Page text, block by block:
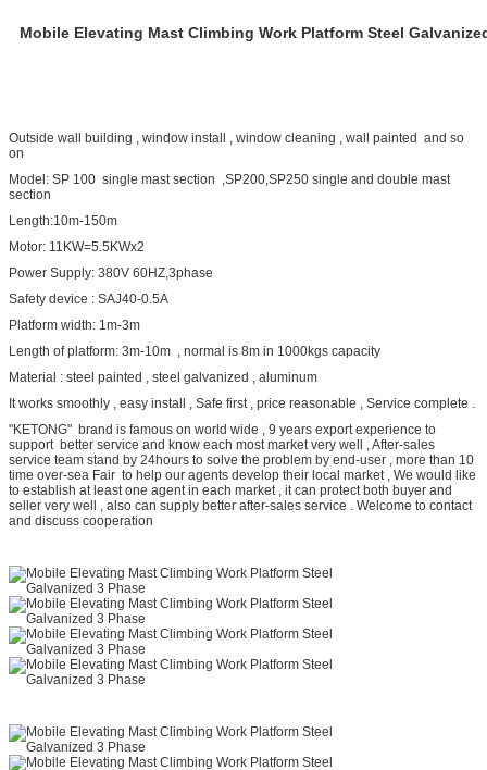
Mobile Elevating Mast Climbing Work Platform Steel
Outside wall building , window install , window cleaning , wall painted and so
on
Model: SP 100 single mast section ,SP200,SP250 single and double mast
section
Length:10m-150m
Motor: 11KW=5.5KWx2
Power Supply: 380V 60HZ,3phase
Safety device : SAJ40-0.5A
Platform width: 1m-3m
Length of platform: 3m-10m , normal is 8m in 1000kgs capacity
Material : steel painted , steel galvanized , aluminum
It works smoothly , easy install , Safe first , price reasonable , Service complete .
"KETONG" brand is famous on world wide , 9 years export experience to
support better service and know each most market very well , After-sales
service team stand by 24hours to solve the problem by end-user , more than 10
time over-sea Fair to help our agents develop their local market , We would like
to establish at least one agent in each market , it can protect both buyer and
seller very well , also can supply better after-sales service . Welcome to contact
and discuss cooperation